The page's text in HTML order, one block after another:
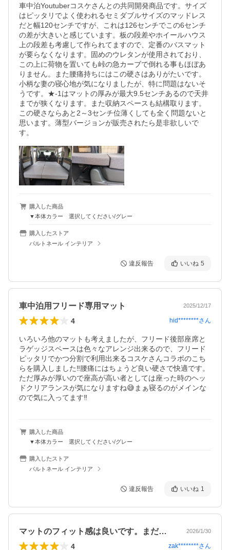
車中泊Youtuberコスケさんとの共同開発商品です。サイズ
はピッタリでよく使われるセミダブルサイズのマッドレス
だと幅120センチですが、これは126センチでこの6センチ
の差が大きいと感じています。板の段差やホイールハウス
上の段差も考慮して作られてますので、定番のバスマット
が要らなくなります。固めのウレタンが使用されており、
この上に荷物を置いても峠の急カーブで倒れる事もほぼあ
りません。また腰痛持ちにはこの硬さはありがたいです。
小柄な妻の寝心地が気になりましたが、特に問題はないそ
うです。★-1はマットの厚みが最大9.5センチあるので天井
までが狭くなります。また収納スペースも結構取ります。
この硬さならあと2～3センチ位薄くしても全く問題ないと
思います。薄型バージョンが販売されたら是非欲しいで
す。
購入した商品
▼本体カラー 選択してください/グレー
購入したストア
パルトネール インテリア
違反報告 いいね 5
車中泊用フリード専用マット 2025/12/17
4 hid********さん
いろいろ他のマットも考えましたが、フリード後部座席と
ラゲッジスペースは色々なアレンジ出来るので、フリード
ピッタリでかつ分割で利用出来るコスケさんコラボのこち
らを購入しました‼️腰痛にはちょうど良い硬さで快適です。
ただ厚みが厚いので座高が高い者としては座った時のヘッ
ドクリアランスが気になりますね😅まぁ寝るのがメインな
ので気に入ってます‼️
購入した商品
▼本体カラー 選択してください/グレー
購入したストア
パルトネール インテリア
違反報告 いいね 1
マットのフィット感は良いです。まだ泊ま… 2026/1/30
4 zak********さん